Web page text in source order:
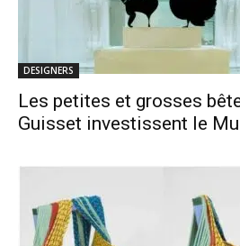
DESIGNERS
Les petites et grosses
Guisset investissent le